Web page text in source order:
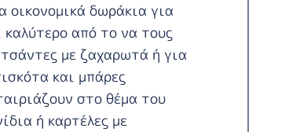
οικονομικά δωράκια για
από το να τους
με ζαχαρωτά ή για
και μπάρες
στο θέμα του
ή καρτέλες με